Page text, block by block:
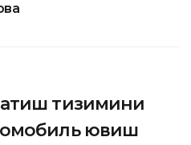
тизимини
ювиш